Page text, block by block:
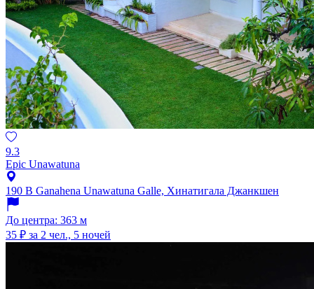
9.3
Epic Unawatuna
190 B Ganahena Unawatuna Galle, Хинатигала Джанкшен
До центра: 363 м
35 ₽ за 2 чел., 5 ночей